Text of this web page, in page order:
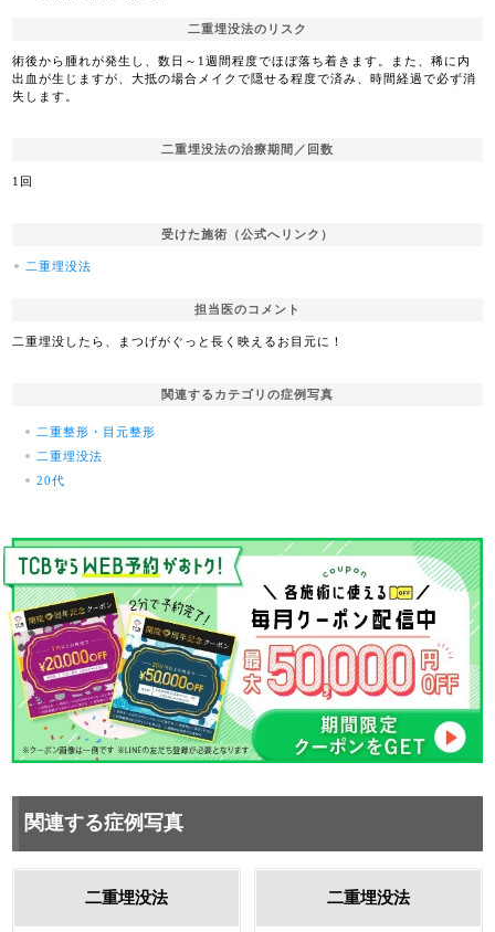
二重埋没法のリスク
術後から腫れが発生し、数日～1週間程度でほぼ落ち着きます。また、稀に内
出血が生じますが、大抵の場合メイクで隠せる程度で済み、時間経過で必ず消
失します。
二重埋没法の治療期間／回数
1回
受けた施術（公式へリンク）
二重埋没法
担当医のコメント
二重埋没したら、まつげがぐっと長く映えるお目元に！
関連するカテゴリの症例写真
二重整形・目元整形
二重埋没法
20代
関連する症例写真
二重埋没法 二重埋没法